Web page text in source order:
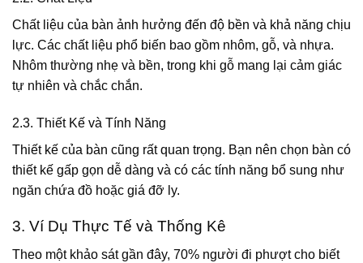
Chất liệu của bàn ảnh hưởng đến độ bền và khả năng chịu
lực. Các chất liệu phổ biến bao gồm nhôm, gỗ, và nhựa.
Nhôm thường nhẹ và bền, trong khi gỗ mang lại cảm giác
tự nhiên và chắc chắn.
2.3. Thiết Kế và Tính Năng
Thiết kế của bàn cũng rất quan trọng. Bạn nên chọn bàn có
thiết kế gấp gọn dễ dàng và có các tính năng bổ sung như
ngăn chứa đồ hoặc giá đỡ ly.
3. Ví Dụ Thực Tế và Thống Kê
Theo một khảo sát gần đây, 70% người đi phượt cho biết